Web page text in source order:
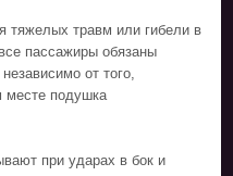
тяжелых травм или гибели в
пассажиры обязаны
от того,
месте подушка
при ударах в бок и